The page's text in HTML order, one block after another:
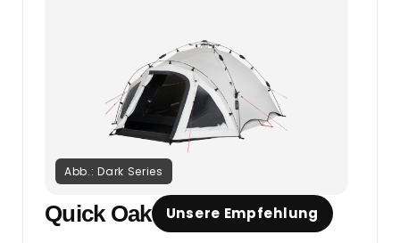
Abb.: Dark Series
Quick Oak Unsere Empfehlung